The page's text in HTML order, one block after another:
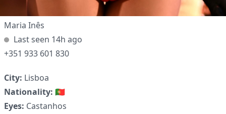
Maria Inês
Last seen 14h ago
+351 933 601 830
City: Lisboa
Nationality: 🇵🇹
Eyes: Castanhos